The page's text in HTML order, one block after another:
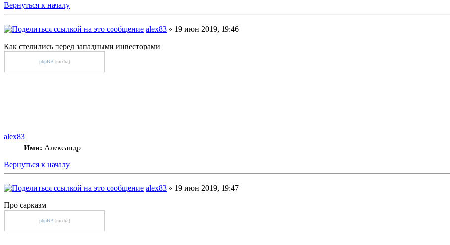
Вернуться к началу
alex83 » 19 июн 2019, 19:46
Как стелились перед западными инвесторами
phpBB [media]
alex83
Имя: Александр
Вернуться к началу
alex83 » 19 июн 2019, 19:47
Про сарказм
phpBB [media]